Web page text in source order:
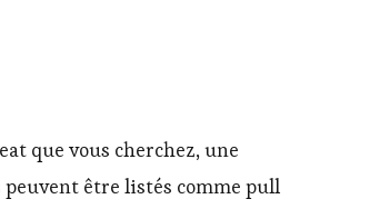
que vous cherchez, une
être listés comme pull